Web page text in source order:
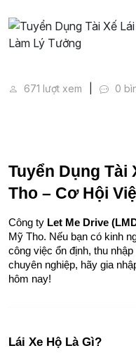
671 lượt xem 0
Tuyển Dụng Tài
Tho – Cơ Hội
Công ty Let Me Drive
Mỹ Tho. Nếu bạn có kinh
công việc ổn định, thu
chuyên nghiệp, hãy gia
hôm nay!
Lái Xe Hộ Là Gì?